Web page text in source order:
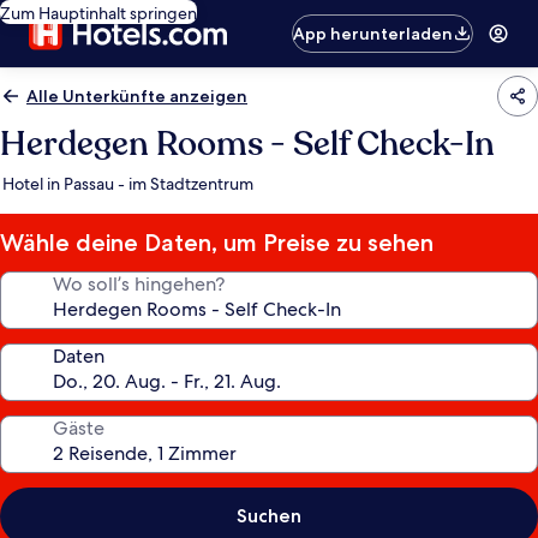
Zum Hauptinhalt springen
App herunterladen
Alle Unterkünfte anzeigen
Herdegen Rooms - Self Check-In
Hotel in Passau - im Stadtzentrum
Wähle deine Daten, um Preise zu sehen
Wo soll’s hingehen?
Daten
Gäste
Suchen